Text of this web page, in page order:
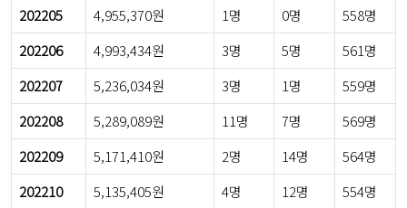
202205
4,955,370원 1명 0명
558명
202206
4,993,434원 3명 5명
561명
202207
5,236,034원 3명 1명
559명
202208
5,289,089원 11명 7명
569명
202209
5,171,410원 2명 14명
564명
202210
5,135,405원 4명 12명
554명